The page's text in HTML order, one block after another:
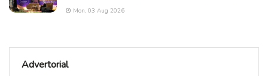
Mon, 03 Aug 2026
Advertorial